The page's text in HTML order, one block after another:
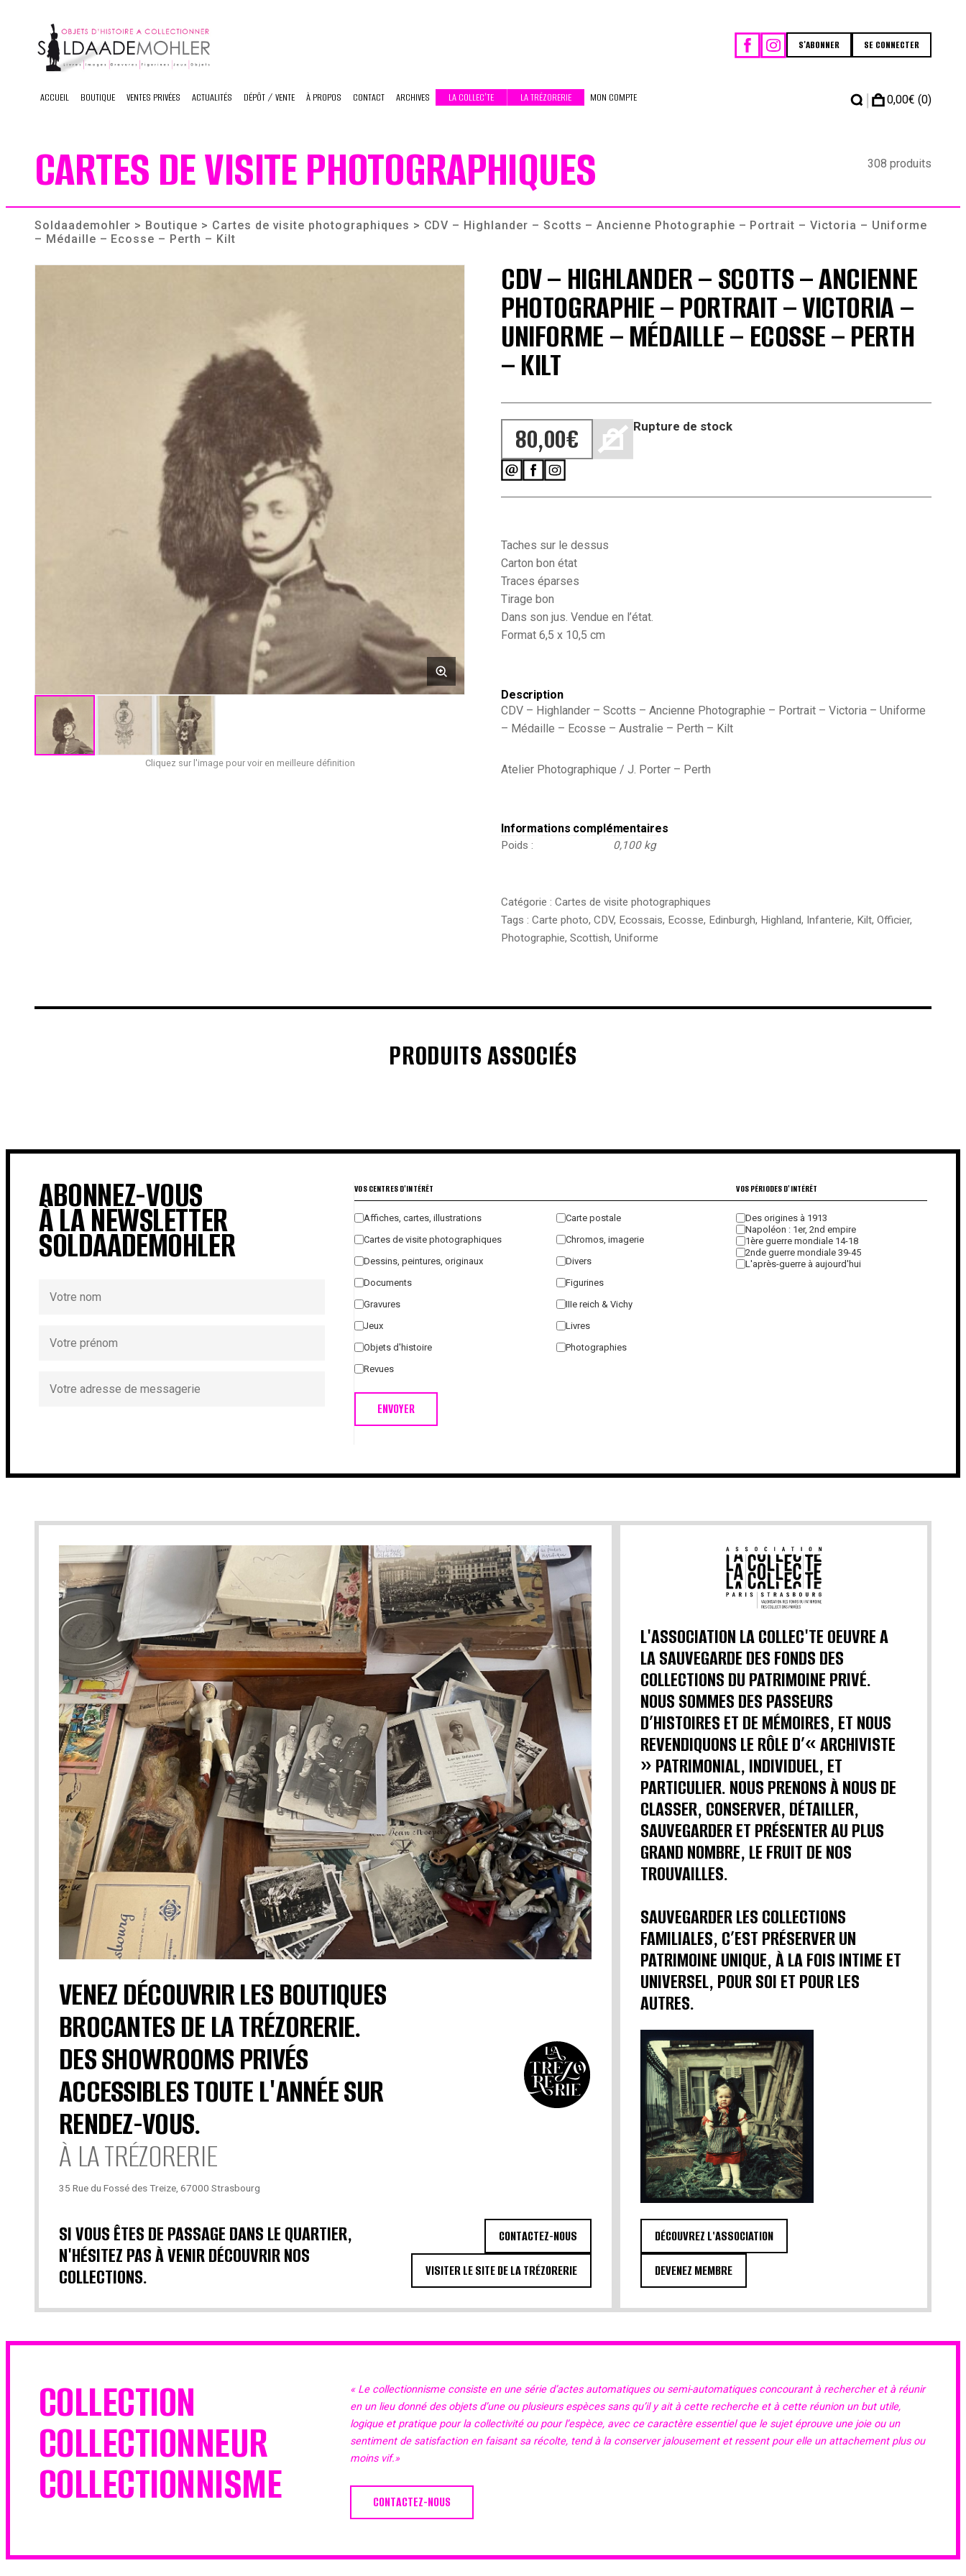
content
S'ABONNER SE CONNECTER
ACCUEIL BOUTIQUE VENTES PRIVÉES ACTUALITÉS DÉPÔT / VENTE À PROPOS CONTACT ARCHIVES LA COLLEC’TE LA TRÉZORERIE MON COMPTE | 0,00€ (0)
CARTES DE VISITE PHOTOGRAPHIQUES 308 produits
Soldaademohler > Boutique > Cartes de visite photographiques > CDV – Highlander – Scotts – Ancienne Photographie – Portrait – Victoria – Uniforme
– Médaille – Ecosse – Perth – Kilt
Cliquez sur l'image pour voir en meilleure définition
CDV – HIGHLANDER – SCOTTS – ANCIENNE
PHOTOGRAPHIE – PORTRAIT – VICTORIA –
UNIFORME – MÉDAILLE – ECOSSE – PERTH
– KILT
80,00€ Rupture de stock
Taches sur le dessus
Carton bon état
Traces éparses
Tirage bon
Dans son jus. Vendue en l’état.
Format 6,5 x 10,5 cm
Description
CDV – Highlander – Scotts – Ancienne Photographie – Portrait – Victoria – Uniforme
– Médaille – Ecosse – Australie – Perth – Kilt
Atelier Photographique / J. Porter – Perth
Informations complémentaires
Poids 0,100 kg
Catégorie : Cartes de visite photographiques
Tags : Carte photo, CDV, Ecossais, Ecosse, Edinburgh, Highland, Infanterie, Kilt, Officier,
Photographie, Scottish, Uniforme
PRODUITS ASSOCIÉS
ABONNEZ-VOUS
À LA NEWSLETTER
SOLDAADEMOHLER
VOS CENTRES D'INTÉRÊT
Affiches, cartes, illustrations
Carte postale
Cartes de visite photographiques
Chromos, imagerie
Dessins, peintures, originaux
Divers
Documents
Figurines
Gravures
IIIe reich & Vichy
Jeux
Livres
Objets d'histoire
Photographies
Revues
ENVOYER
VOS PÉRIODES D'INTÉRÊT
Des origines à 1913
Napoléon : 1er, 2nd empire
1ère guerre mondiale 14-18
2nde guerre mondiale 39-45
L'après-guerre à aujourd'hui
VENEZ DÉCOUVRIR LES BOUTIQUES
BROCANTES DE LA TRÉZORERIE.
DES SHOWROOMS PRIVÉS
ACCESSIBLES TOUTE L'ANNÉE SUR
RENDEZ-VOUS.
À LA TRÉZORERIE
35 Rue du Fossé des Treize, 67000 Strasbourg
SI VOUS ÊTES DE PASSAGE DANS LE QUARTIER,
N'HÉSITEZ PAS À VENIR DÉCOUVRIR NOS
COLLECTIONS.
CONTACTEZ-NOUS
VISITER LE SITE DE LA TRÉZORERIE
L'ASSOCIATION LA COLLEC'TE OEUVRE A
LA SAUVEGARDE DES FONDS DES
COLLECTIONS DU PATRIMOINE PRIVÉ.
NOUS SOMMES DES PASSEURS
D’HISTOIRES ET DE MÉMOIRES, ET NOUS
REVENDIQUONS LE RÔLE D’« ARCHIVISTE
» PATRIMONIAL, INDIVIDUEL, ET
PARTICULIER. NOUS PRENONS À NOUS DE
CLASSER, CONSERVER, DÉTAILLER,
SAUVEGARDER ET PRÉSENTER AU PLUS
GRAND NOMBRE, LE FRUIT DE NOS
TROUVAILLES.
SAUVEGARDER LES COLLECTIONS
FAMILIALES, C’EST PRÉSERVER UN
PATRIMOINE UNIQUE, À LA FOIS INTIME ET
UNIVERSEL, POUR SOI ET POUR LES
AUTRES.
DÉCOUVREZ L'ASSOCIATION
DEVENEZ MEMBRE
COLLECTION
COLLECTIONNEUR
COLLECTIONNISME
« Le collectionnisme consiste en une série d’actes automatiques ou semi-automatiques concourant à rechercher et à réunir
en un lieu donné des objets d’une ou plusieurs espèces sans qu’il y ait à cette recherche et à cette réunion un but utile,
logique et pratique pour la collectivité ou pour l’espèce, avec ce caractère essentiel que le sujet éprouve une joie ou un
sentiment de satisfaction en faisant sa récolte, tend à la conserver jalousement et ressent pour elle un attachement plus ou
moins vif.»
CONTACTEZ-NOUS